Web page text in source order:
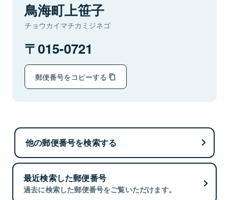
鳥海町上笹子
チョウカイマチカミジネゴ
015-0721
郵便番号をコピーする
他の郵便番号を検索する
最近検索した郵便番号
過去に検索した郵便番号をご覧いただけます。